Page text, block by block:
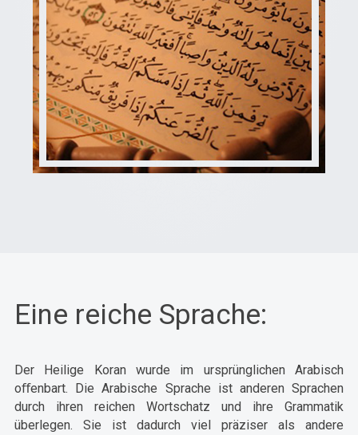
Eine reiche Sprache:
Der Heilige Koran wurde im ursprünglichen Arabisch
oﬀenbart. Die Arabische Sprache ist anderen Sprachen
durch ihren reichen Wortschatz und ihre Grammatik
überlegen. Sie ist dadurch viel präziser als andere